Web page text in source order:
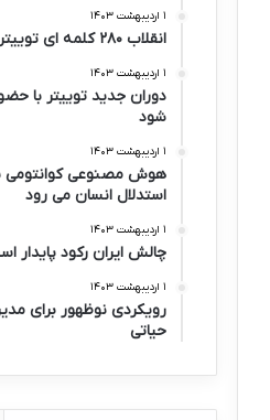
۱ اردیبهشت ۱۴۰۳
انقلاب ۲۸۰ کلمه ای توییتر
۱ اردیبهشت ۱۴۰۳
دوران جدید توییتر با
شود
۱ اردیبهشت ۱۴۰۳
هوش مصنوعی کوانتومی
استدلال انسان می رود
۱ اردیبهشت ۱۴۰۳
چالش ایران رکود پایدار
۱ اردیبهشت ۱۴۰۳
رویکردی نوظهور برای
حیاتی